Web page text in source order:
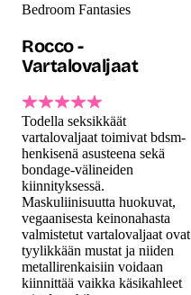
Bedroom Fantasies
Rocco -
Vartalovaljaat
Todella seksikkäät
vartalovaljaat toimivat bdsm-
henkisenä asusteena sekä
bondage-välineiden
kiinnityksessä.
Maskuliinisuutta huokuvat,
vegaanisesta keinonahasta
valmistetut vartalovaljaat ovat
tyylikkään mustat ja niiden
metallirenkaisiin voidaan
kiinnittää vaikka käsikahleet